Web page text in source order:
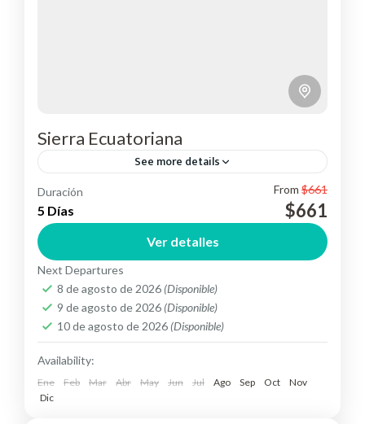
Sierra Ecuatoriana
See more details
Disfruta de la historia y naturaleza que ofrece
Ecuador a su máximo esplendor,
Medium
Duración
5 Días
From $661
$661
Ver detalles
Next Departures
8 de agosto de 2026 (Disponible)
9 de agosto de 2026 (Disponible)
10 de agosto de 2026 (Disponible)
Availability:
Ene Feb Mar Abr May Jun Jul Ago Sep Oct
Nov
Dic